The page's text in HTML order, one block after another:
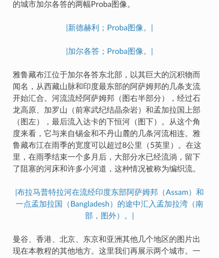
的城市加尔各答的两幅Proba图像。
|新德赫利；Proba图像。|
|加尔各答；Proba图像。|
雅鲁藏布江位于加尔各答东北部，以其巨大的沉积物而
闻名，从西藏山脉和印度最东部的阿萨姆邦的几条支流
开始汇合。河流流经阿萨姆邦（图右半部分），经过石
龙高原、加罗山（前寒武纪结晶杂岩）和孟加拉国上部
（图左），最后流入达卡的下恒河（图下）。从这个角
度来看，它与来自锡金和不丹山麓的几条河流相连。雅
鲁藏布江在雨季的宽度可以超过8公里（5英里）。在这
里，在雨季结束一个多月后，大部分水已经流淌，留下
了阻塞的河床和许多小河道，这种情况被称为编织流。
|布拉马普特拉河在流经印度东部阿萨姆邦（Assam）和
一点孟加拉国（Bangladesh）的途中汇入孟加拉湾（南
部，图外）。|
曼谷、香港、北京、东京和亚洲其他几个地区的图片出
现在本教程的其他地方。这里我们再展示两个城市。一